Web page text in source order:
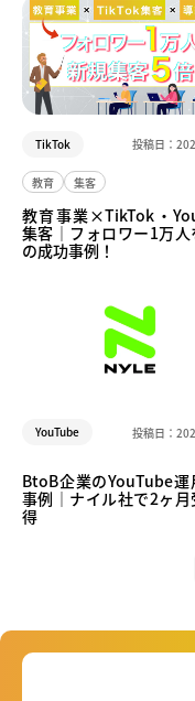
TikTok 投稿日：
教育 集客
教育事業×TikTok・
集客｜フォロワー1万人
の成功事例！
YouTube 投稿日：
BtoB企業のYouTube運
事例｜ナイル社で2ヶ月
得
ー
ジ